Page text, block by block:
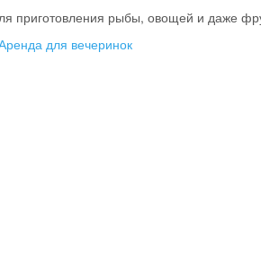
приготовления рыбы, овощей и даже
для вечеринок